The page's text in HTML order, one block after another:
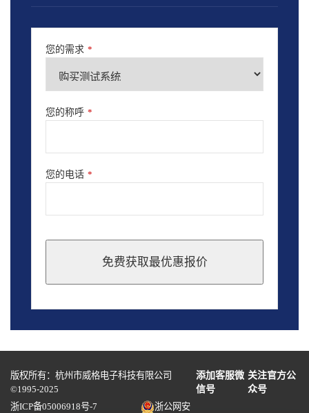
您的需求 *
您的称呼 *
您的电话 *
免费获取最优惠报价
should
blank
版权所有：杭州市威格电子科技有限公司
©1995-2025
添加客服微
信号
关注官方公
众号
浙ICP备05006918号-7
浙公网安